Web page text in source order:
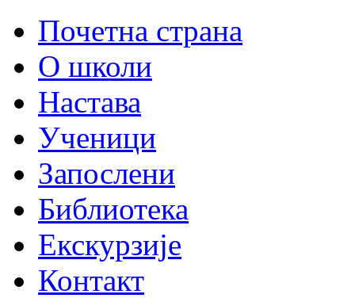
Почетна страна
О школи
Настава
Ученици
Запослени
Библиотека
Екскурзије
Контакт